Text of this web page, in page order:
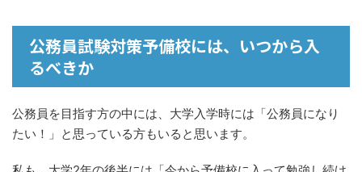
公務員試験対策予備校には、いつから入
るべきか
公務員を目指す方の中には、大学入学時には「公務員になり
たい！」と思っている方もいると思います。